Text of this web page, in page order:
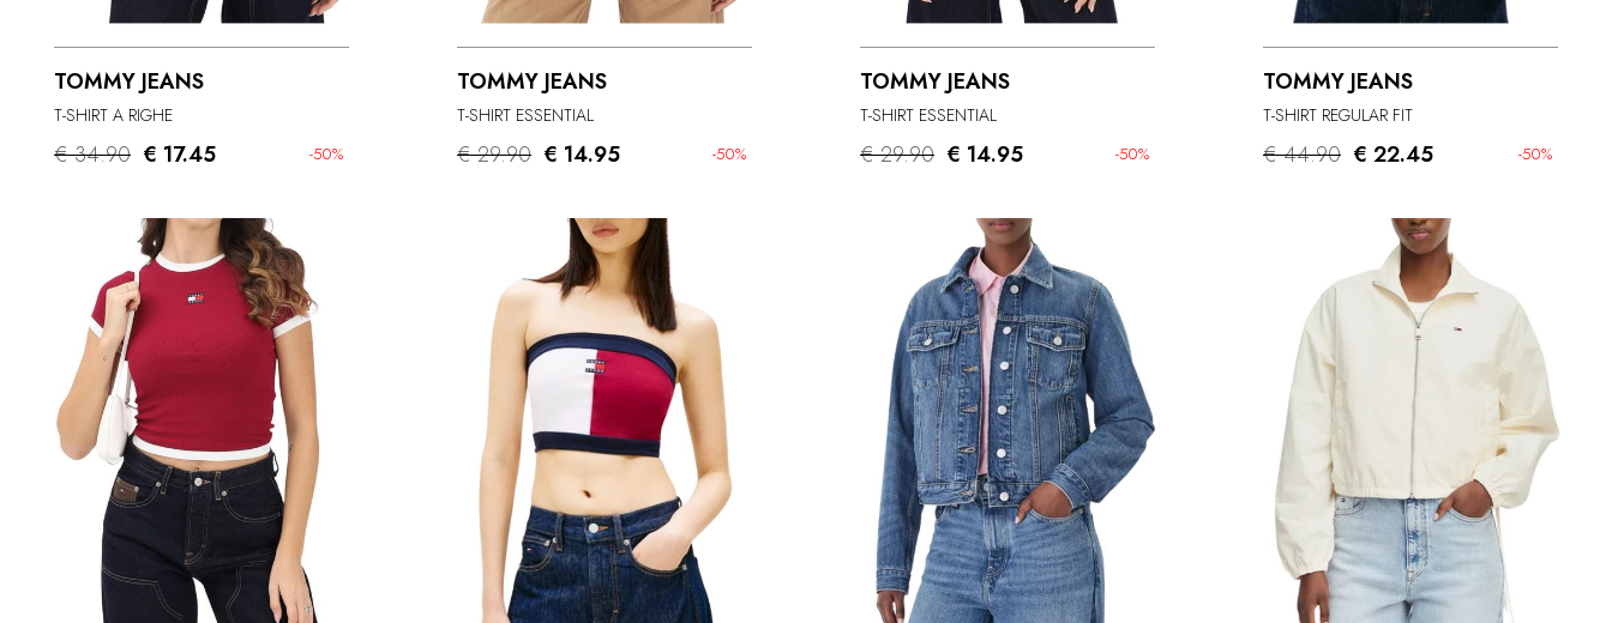
TOMMY JEANS
T-SHIRT A RIGHE
€ 34.90 -50%
€ 17.45
TOMMY JEANS
T-SHIRT ESSENTIAL
€ 29.90 -50%
€ 14.95
TOMMY JEANS
T-SHIRT ESSENTIAL
€ 29.90 -50%
€ 14.95
TOMMY JEANS
T-SHIRT REGULAR FIT
€ 44.90 -50%
€ 22.45